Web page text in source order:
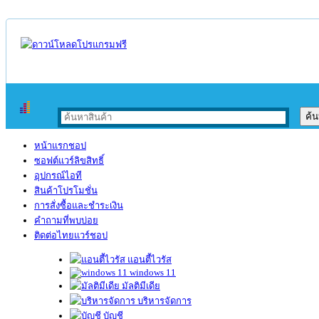
หน้าแรกชอป
ซอฟต์แวร์ลิขสิทธิ์
อุปกรณ์ไอที
สินค้าโปรโมชั่น
การสั่งซื้อและชำระเงิน
คำถามที่พบบ่อย
ติดต่อไทยแวร์ชอป
แอนตี้ไวรัส
windows 11
มัลติมีเดีย
บริหารจัดการ
บัญชี